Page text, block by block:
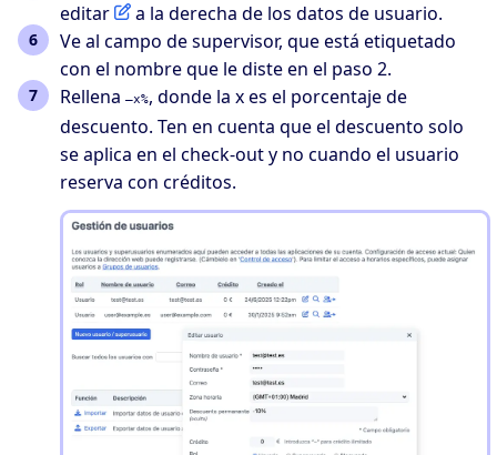
editar
a la derecha de los datos de usuario.
Ve al campo de supervisor, que está etiquetado
con el nombre que le diste en el paso 2.
Rellena –x%, donde la x es el porcentaje de
descuento. Ten en cuenta que el descuento solo
se aplica en el check-out y no cuando el usuario
reserva con créditos.